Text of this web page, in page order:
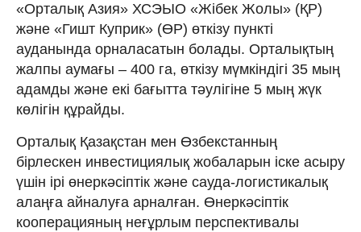
«Орталық Азия» ХСЭЫО «Жібек Жолы» (ҚР)
және «Гишт Куприк» (ӨР) өткізу пункті
ауданында орналасатын болады. Орталықтың
жалпы аумағы – 400 га, өткізу мүмкіндігі 35 мың
адамды және екі бағытта тәулігіне 5 мың жүк
көлігін құрайды.
Орталық Қазақстан мен Өзбекстанның
бірлескен инвестициялық жобаларын іске асыру
үшін ірі өнеркәсіптік және сауда-логистикалық
алаңға айналуға арналған. Өнеркәсіптік
кооперацияның неғұрлым перспективалы